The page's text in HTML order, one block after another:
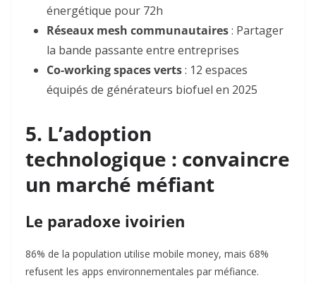
énergétique pour 72h
Réseaux mesh communautaires: Partager
la bande passante entre entreprises
Co-working spaces verts: 12 espaces
équipés de générateurs biofuel en 2025
5. L’adoption
technologique : convaincre
un marché méfiant
Le paradoxe ivoirien
86% de la population utilise mobile money, mais 68%
refusent les apps environnementales par méfiance.